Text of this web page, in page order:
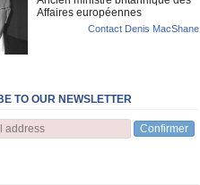
Affaires européennes
Contact Denis MacShane
TO OUR NEWSLETTER
Confirmer